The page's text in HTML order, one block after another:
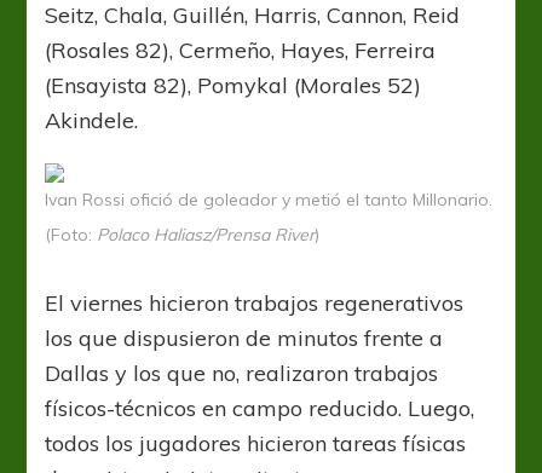
Seitz, Chala, Guillén, Harris, Cannon, Reid
(Rosales 82), Cermeño, Hayes, Ferreira
(Ensayista 82), Pomykal (Morales 52)
Akindele.
Ivan Rossi ofició de goleador y metió el tanto Millonario.
(Foto: Polaco Haliasz/Prensa River)
El viernes hicieron trabajos regenerativos
los que dispusieron de minutos frente a
Dallas y los que no, realizaron trabajos
físicos-técnicos en campo reducido. Luego,
todos los jugadores hicieron tareas físicas